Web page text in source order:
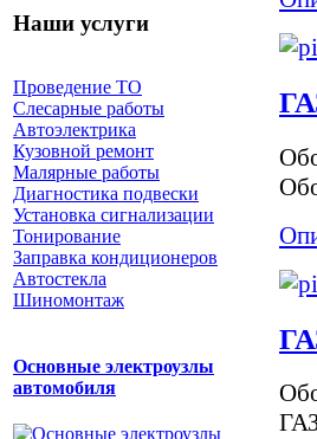
Наши услуги
Проведение ТО
Слесарные работы
Автоэлектрика
Кузовной ремонт
Малярные работы
Диагностика подвески
Установка сигнализации
Тонирование
Заправка кондиционеров
Автостекла
Шиномонтаж
Основные электроузлы
автомобиля